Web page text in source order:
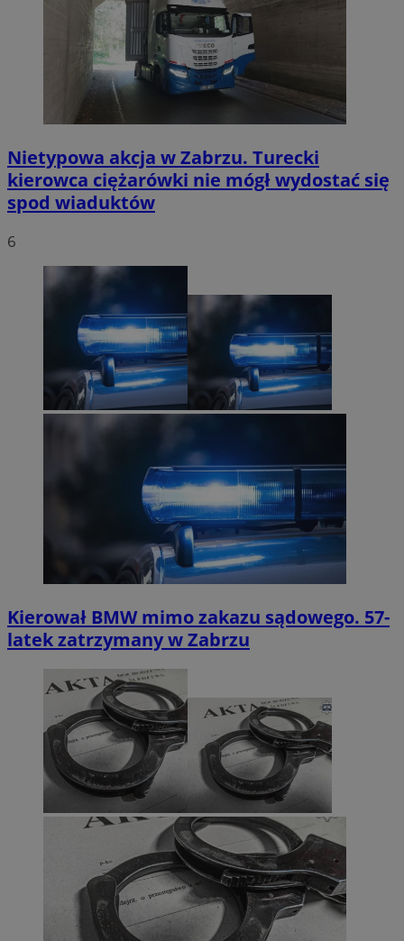
Nietypowa akcja w Zabrzu. Turecki
kierowca ciężarówki nie mógł wydostać się
spod wiaduktów
6
Kierował BMW mimo zakazu sądowego. 57-
latek zatrzymany w Zabrzu